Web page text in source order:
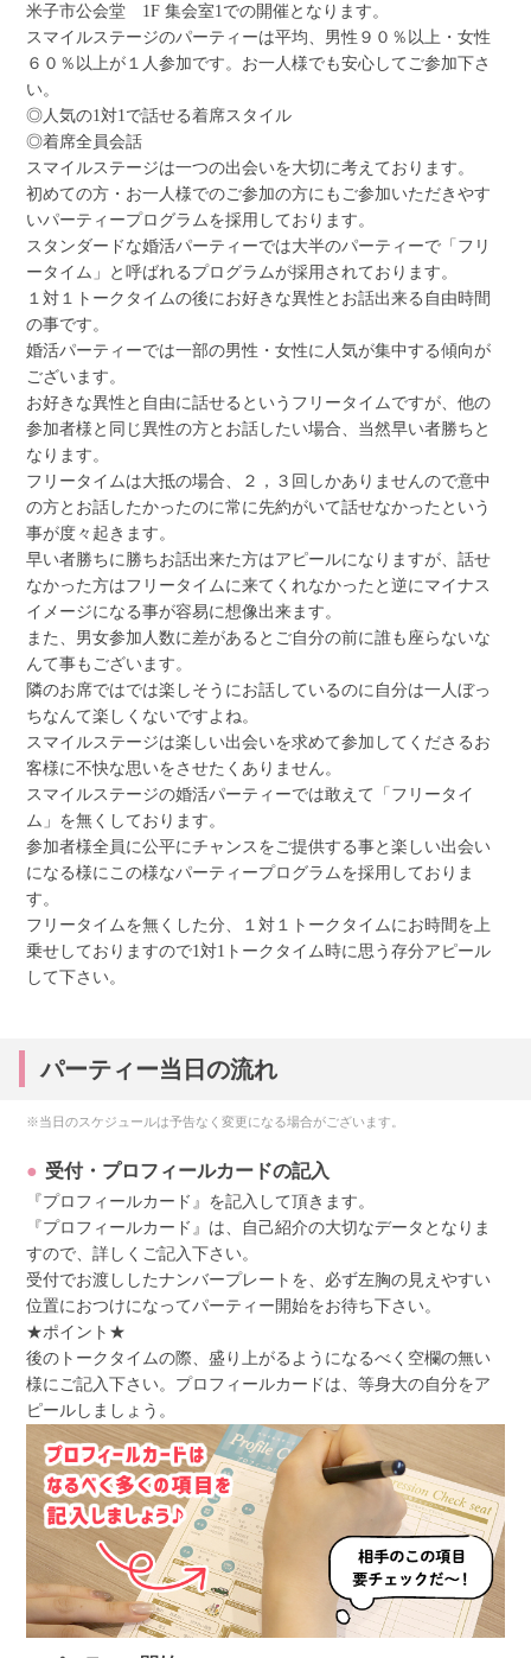
米子市公会堂 1F 集会室1での開催となります。
スマイルステージのパーティーは平均、男性９０％以上・女性
６０％以上が１人参加です。お一人様でも安心してご参加下さ
い。
◎人気の1対1で話せる着席スタイル
◎着席全員会話
スマイルステージは一つの出会いを大切に考えております。
初めての方・お一人様でのご参加の方にもご参加いただきやす
いパーティープログラムを採用しております。
スタンダードな婚活パーティーでは大半のパーティーで「フリ
ータイム」と呼ばれるプログラムが採用されております。
１対１トークタイムの後にお好きな異性とお話出来る自由時間
の事です。
婚活パーティーでは一部の男性・女性に人気が集中する傾向が
ございます。
お好きな異性と自由に話せるというフリータイムですが、他の
参加者様と同じ異性の方とお話したい場合、当然早い者勝ちと
なります。
フリータイムは大抵の場合、２，３回しかありませんので意中
の方とお話したかったのに常に先約がいて話せなかったという
事が度々起きます。
早い者勝ちに勝ちお話出来た方はアピールになりますが、話せ
なかった方はフリータイムに来てくれなかったと逆にマイナス
イメージになる事が容易に想像出来ます。
また、男女参加人数に差があるとご自分の前に誰も座らないな
んて事もございます。
隣のお席ではでは楽しそうにお話しているのに自分は一人ぼっ
ちなんて楽しくないですよね。
スマイルステージは楽しい出会いを求めて参加してくださるお
客様に不快な思いをさせたくありません。
スマイルステージの婚活パーティーでは敢えて「フリータイ
ム」を無くしております。
参加者様全員に公平にチャンスをご提供する事と楽しい出会い
になる様にこの様なパーティープログラムを採用しておりま
す。
フリータイムを無くした分、１対１トークタイムにお時間を上
乗せしておりますので1対1トークタイム時に思う存分アピール
して下さい。
パーティー当日の流れ
※当日のスケジュールは予告なく変更になる場合がございます。
受付・プロフィールカードの記入
『プロフィールカード』を記入して頂きます。
『プロフィールカード』は、自己紹介の大切なデータとなりま
すので、詳しくご記入下さい。
受付でお渡ししたナンバープレートを、必ず左胸の見えやすい
位置におつけになってパーティー開始をお待ち下さい。
★ポイント★
後のトークタイムの際、盛り上がるようになるべく空欄の無い
様にご記入下さい。プロフィールカードは、等身大の自分をア
ピールしましょう。